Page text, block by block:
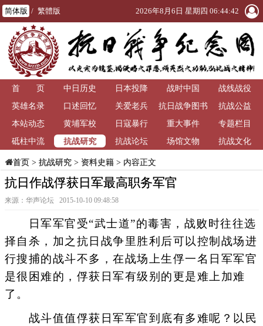
简体版 / 繁體版 2026年8月6日 星期四 06:44:43
首 页 中日历史 日本投降 战时中国
战线战役
英雄名录
口述回忆 关爱老兵
抗日战争图书
馆
抗战公益
本站动态
黄埔军校 日寇暴行 重大事件
专题栏目
砥柱中流
抗战研究 抗战论坛 场馆文物 抗战文化
首页> 抗战研究> 资料史籍> 内容正文
抗日作战俘获日军最高职务军官
来源：华声论坛 2015-10-10 09:48:58
日军军官受“武士道”的毒害，战败时往往选
择自杀，加之抗日战争里胜利后可以控制战场进
行搜捕的战斗不多，在战场上生俘一名日军军官
是很困难的，俘获日军有级别的更是难上加难
了。
战斗值值俘获日军军官到底有多难呢？以民